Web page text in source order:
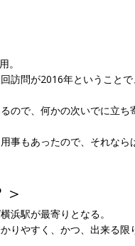
。
訪問が2016年ということ
ので、何かの次いでに立
事もあったので、それな
浜駅が最寄りとなる。
りやすく、かつ、出来る